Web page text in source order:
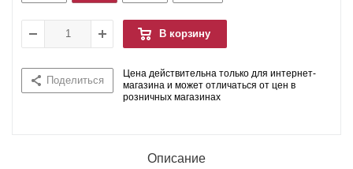
В корзину
Поделиться
Цена действительна только для интернет-
магазина и может отличаться от цен в
розничных магазинах
Описание